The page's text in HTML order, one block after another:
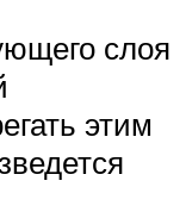
слоя
этим